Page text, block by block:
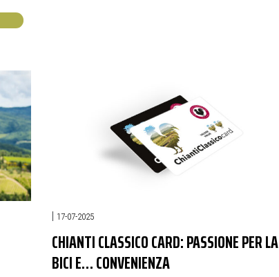
| 17-07-2025
CHIANTI CLASSICO CARD: PASSIONE PER LA
BICI E… CONVENIENZA